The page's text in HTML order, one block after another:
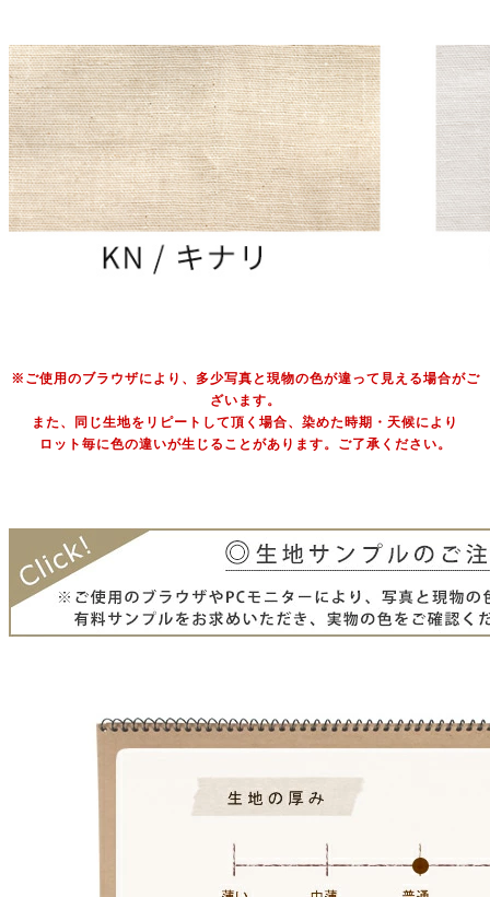
※ご使用のブラウザにより、多少写真と現物の色が違って見える場合がご
ざいます。
また、同じ生地をリピートして頂く場合、染めた時期・天候により
ロット毎に色の違いが生じることがあります。ご了承ください。